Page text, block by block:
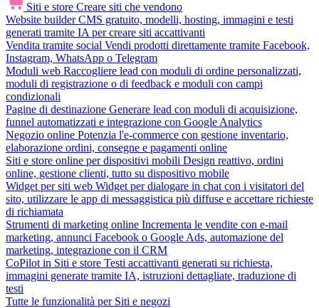
Siti e store Creare siti che vendono
Website builder CMS gratuito, modelli, hosting, immagini e testi
generati tramite IA per creare siti accattivanti
Vendita tramite social Vendi prodotti direttamente tramite Facebook,
Instagram, WhatsApp o Telegram
Moduli web Raccogliere lead con moduli di ordine personalizzati,
moduli di registrazione o di feedback e moduli con campi
condizionali
Pagine di destinazione Generare lead con moduli di acquisizione,
funnel automatizzati e integrazione con Google Analytics
Negozio online Potenzia l'e-commerce con gestione inventario,
elaborazione ordini, consegne e pagamenti online
Siti e store online per dispositivi mobili Design reattivo, ordini
online, gestione clienti, tutto su dispositivo mobile
Widget per siti web Widget per dialogare in chat con i visitatori del
sito, utilizzare le app di messaggistica più diffuse e accettare richieste
di richiamata
Strumenti di marketing online Incrementa le vendite con e-mail
marketing, annunci Facebook o Google Ads, automazione del
marketing, integrazione con il CRM
CoPilot in Siti e store Testi accattivanti generati su richiesta,
immagini generate tramite IA, istruzioni dettagliate, traduzione di
testi
Tutte le funzionalità per Siti e negozi